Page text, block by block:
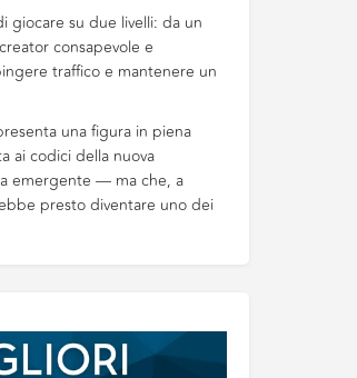
giocare su due livelli: da un
consapevole e
traffico e mantenere un
una figura in piena
ai codici della nuova
emergente — ma che, a
presto diventare uno dei